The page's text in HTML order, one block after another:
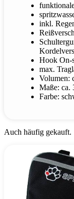
inkl.
Hook On-
max.
Volumen:
Maße: ca.
Farbe:
Auch häufig gekauft.